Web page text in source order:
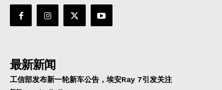
最新新闻
工信部发布新一轮新车公告，埃安Ray 7引发关注